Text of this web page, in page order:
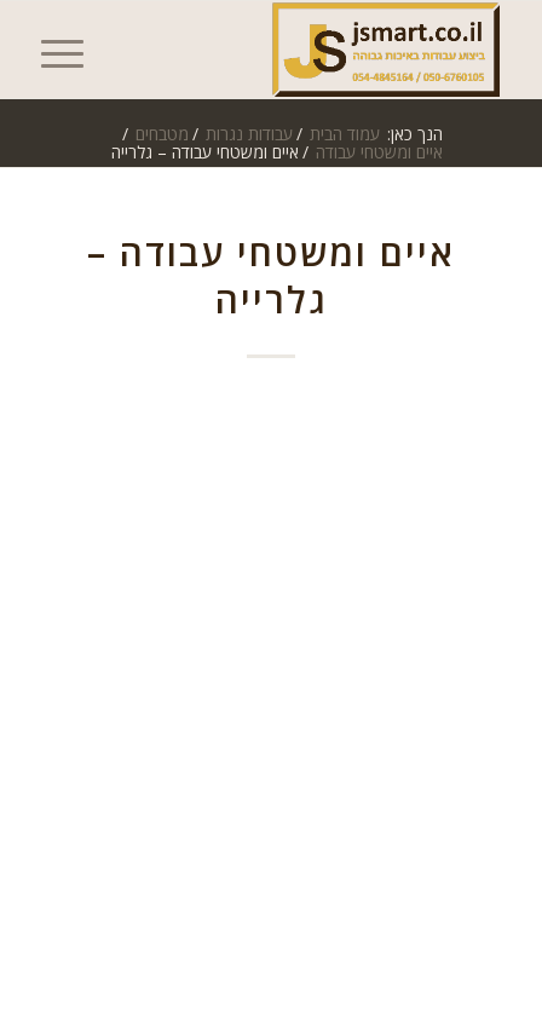
הנך כאן: עמוד הבית / עבודות נגרות / מטבחים /
איים ומשטחי עבודה / איים ומשטחי עבודה – גלרייה
איים ומשטחי עבודה –
גלרייה